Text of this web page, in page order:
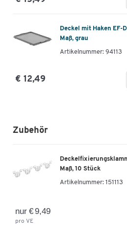
Deckel mit Haken EF-
Maß, grau
Artikelnummer: 94113
€ 12,49
Zubehör
Maß, 10 Stück
Artikelnummer: 151113
nur € 9,49
pro VE